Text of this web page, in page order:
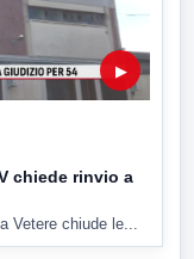
▶
chiede rinvio a
Vetere chiude le...